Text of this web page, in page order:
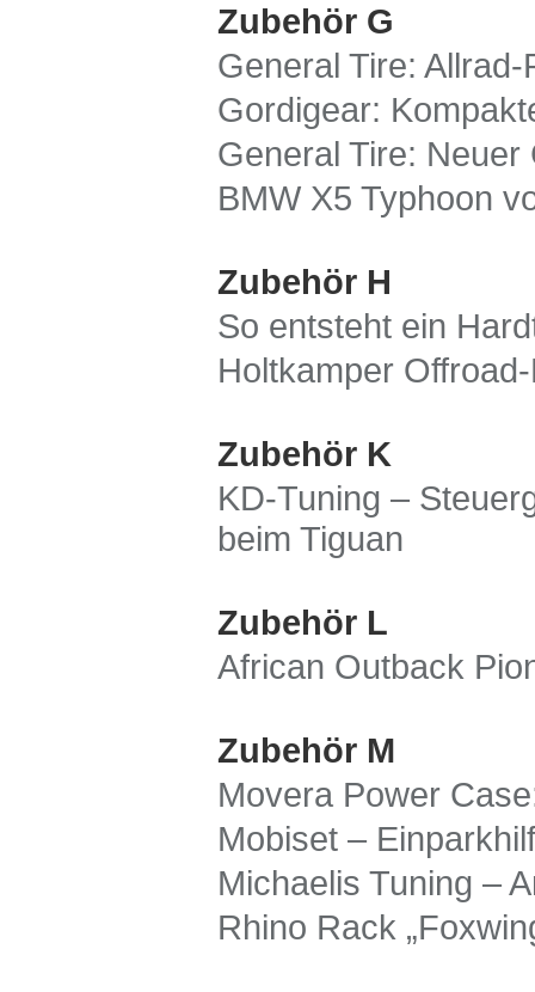
Zubehör G
General Tire:
Gordigear:
General Tire: Neuer
BMW X5 Typhoon
Zubehör H
So entsteht ein
Holtkamper
Zubehör K
KD-Tuning –
beim Tiguan
Zubehör L
African Outback
Zubehör M
Movera Power
Mobiset –
Michaelis Tuning –
Rhino Rack